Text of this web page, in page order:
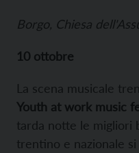
Borgo, Chiesa
10 ottobre
La scena musicale
Youth at work music
tarda notte le migliori
trentino e nazionale